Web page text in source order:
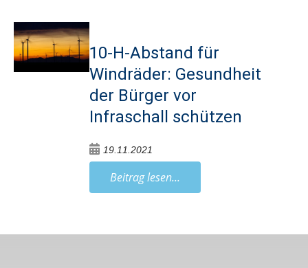
10-H-Abstand für
Windräder: Gesundheit
der Bürger vor
Infraschall schützen
19.11.2021
Beitrag lesen...